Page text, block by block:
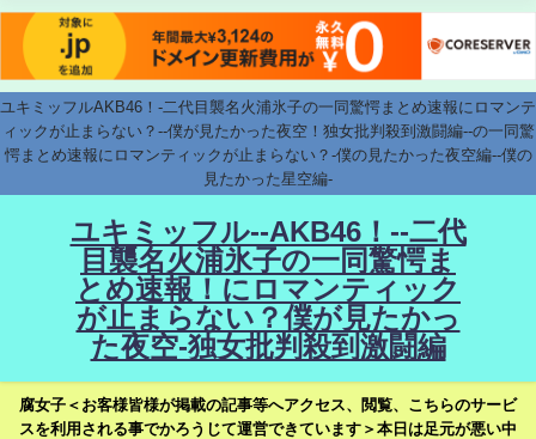
ユキミッフルAKB46！-二代目襲名火浦氷子の一同驚愕まとめ速報にロマンテ
ィックが止まらない？--僕が見たかった夜空！独女批判殺到激闘編--の一同驚
愕まとめ速報にロマンティックが止まらない？-僕の見たかった夜空編--僕の
見たかった星空編-
ユキミッフル--AKB46！--二代
目襲名火浦氷子の一同驚愕ま
とめ速報！にロマンティック
が止まらない？僕が見たかっ
た夜空-独女批判殺到激闘編
腐女子＜お客様皆様が掲載の記事等へアクセス、閲覧、こちらのサービ
スを利用される事でかろうじて運営できています＞本日は足元が悪い中